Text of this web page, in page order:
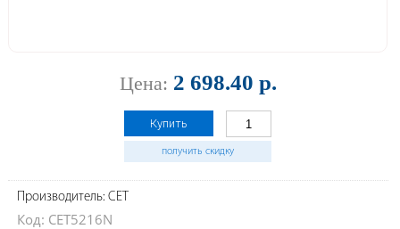
Цена: 2 698.40 р.
Купить
получить скидку
Производитель: CET
Код: CET5216N